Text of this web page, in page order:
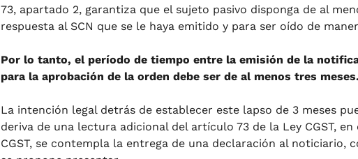
73, apartado 2, garantiza que el sujeto pasivo disponga de al
respuesta al SCN que se le haya emitido y para ser oído de
Por lo tanto, el período de tiempo entre la emisión de la
para la aprobación de la orden debe ser de al menos tres meses.
La intención legal detrás de establecer este lapso de 3 meses
deriva de una lectura adicional del artículo 73 de la Ley CGST,
CGST, se contempla la entrega de una declaración al noticiario,